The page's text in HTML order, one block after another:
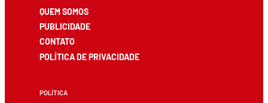
QUEM SOMOS
PUBLICIDADE
CONTATO
POLÍTICA DE PRIVACIDADE
POLÍTICA